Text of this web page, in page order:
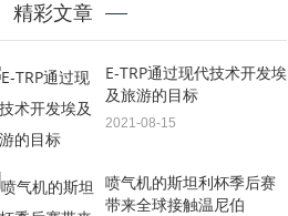
精彩文章
E-TRP通过现代技术开发埃
及旅游的目标
2021-08-15
喷气机的斯坦利杯季后赛
带来全球接触温尼伯